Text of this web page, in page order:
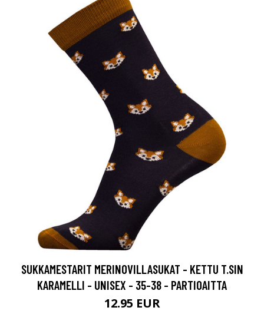
SUKKAMESTARIT MERINOVILLASUKAT - KETTU T.SIN
KARAMELLI - UNISEX - 35-38 - PARTIOAITTA
12.95 EUR